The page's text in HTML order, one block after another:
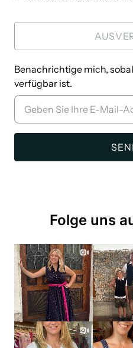
Benachrichtige mich,
verfügbar ist.
Folge uns